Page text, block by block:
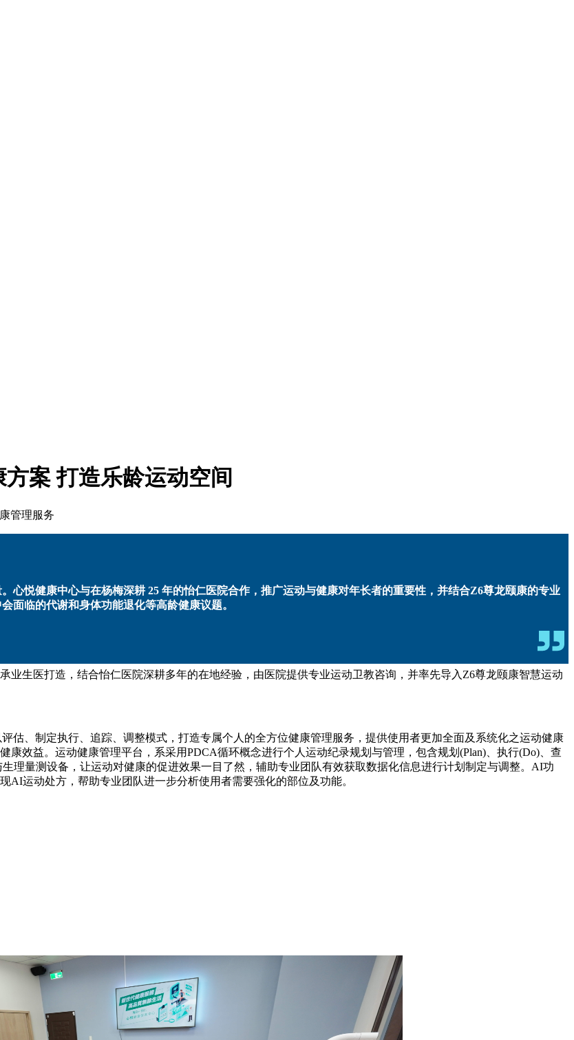
案 打造乐龄运动空间
管理服务
心悦健康中心与在杨梅深耕 25 年的怡仁医院合作，推广运动与健康对年长者的重要性，并结合Z6尊龙颐康的专业
会面临的代谢和身体功能退化等高龄健康议题。
生医打造，结合怡仁医院深耕多年的在地经验，由医院提供专业运动卫教咨询，并率先导入Z6尊龙颐康智慧运动
、制定执行、追踪、调整模式，打造专属个人的全方位健康管理服务，提供使用者更加全面及系统化之运动健康
效益。运动健康管理平台，系采用PDCA循环概念进行个人运动纪录规划与管理，包含规划(Plan)、执行(Do)、查
生理量测设备，让运动对健康的促进效果一目了然，辅助专业团队有效获取数据化信息进行计划制定与调整。AI功
AI运动处方，帮助专业团队进一步分析使用者需要强化的部位及功能。